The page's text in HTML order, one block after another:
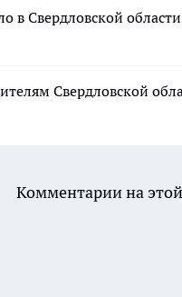
Свердловской области
Свердловской
Комментарии на